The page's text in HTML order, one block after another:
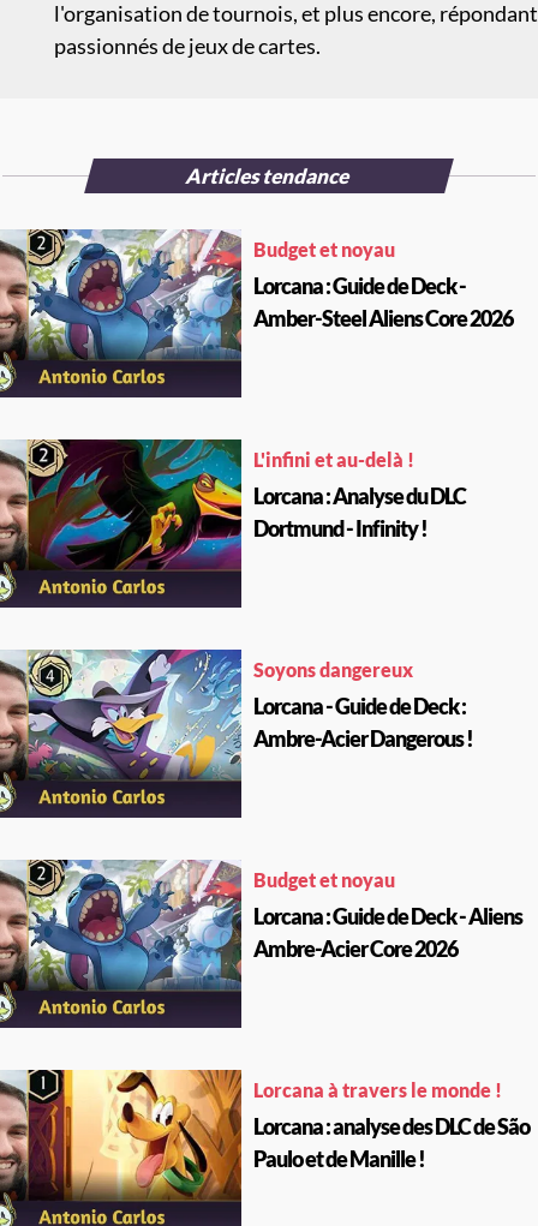
l'organisation de tournois, et plus encore,
passionnés de jeux de cartes.
Articles tendance
Budget et noyau
Lorcana : Guide de Deck -
Amber-Steel Aliens Core 2026
L'infini et au-delà !
Lorcana : Analyse du DLC
Dortmund - Infinity !
Soyons dangereux
Lorcana - Guide de Deck :
Ambre-Acier Dangerous !
Budget et noyau
Lorcana : Guide de Deck - Aliens
Ambre-Acier Core 2026
Lorcana à travers le monde !
Lorcana : analyse des DLC de São
Paulo et de Manille !